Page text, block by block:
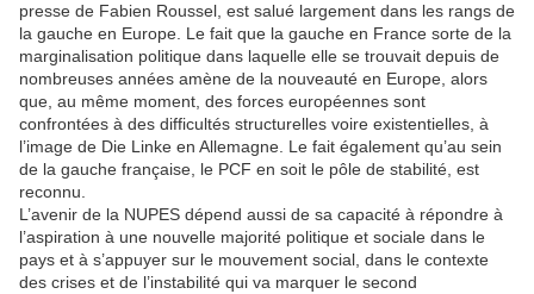
presse de Fabien Roussel, est salué largement dans les rangs de
la gauche en Europe. Le fait que la gauche en France sorte de la
marginalisation politique dans laquelle elle se trouvait depuis de
nombreuses années amène de la nouveauté en Europe, alors
que, au même moment, des forces européennes sont
confrontées à des difficultés structurelles voire existentielles, à
l’image de Die Linke en Allemagne. Le fait également qu’au sein
de la gauche française, le PCF en soit le pôle de stabilité, est
reconnu.
L’avenir de la NUPES dépend aussi de sa capacité à répondre à
l’aspiration à une nouvelle majorité politique et sociale dans le
pays et à s’appuyer sur le mouvement social, dans le contexte
des crises et de l’instabilité qui va marquer le second